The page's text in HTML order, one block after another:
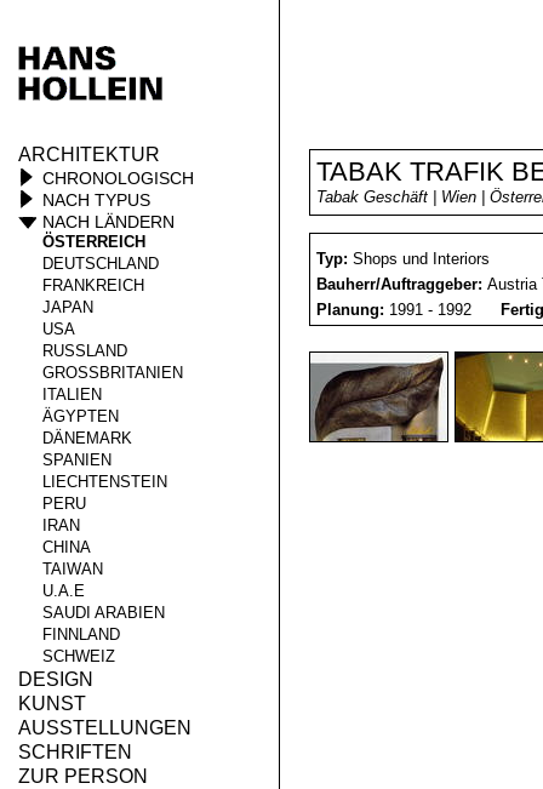
ARCHITEKTUR
CHRONOLOGISCH
NACH TYPUS
NACH LÄNDERN
ÖSTERREICH
DEUTSCHLAND
FRANKREICH
JAPAN
USA
RUSSLAND
GROSSBRITANIEN
ITALIEN
ÄGYPTEN
DÄNEMARK
SPANIEN
LIECHTENSTEIN
PERU
IRAN
CHINA
TAIWAN
U.A.E
SAUDI ARABIEN
FINNLAND
SCHWEIZ
DESIGN
KUNST
AUSSTELLUNGEN
SCHRIFTEN
ZUR PERSON
TABAK TRAFIK
Tabak Geschäft | Wien |
Typ: Shops und Interiors
Bauherr/Auftraggeber: Austria
Planung: 1991 - 1992